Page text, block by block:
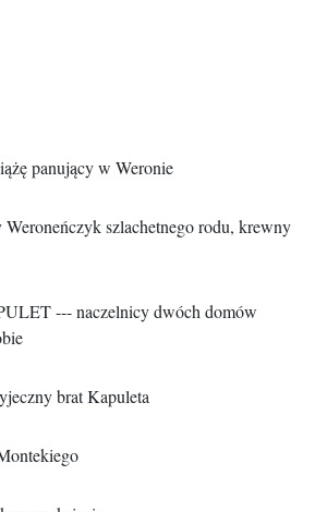
panujący w Weronie
Weroneńczyk szlachetnego rodu, krewny
--- naczelnicy dwóch domów
brat Kapuleta